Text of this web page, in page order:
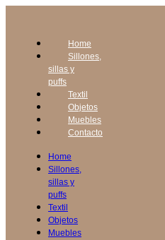
Home
Sillones,
sillas y
puffs
Textil
Objetos
Muebles
Contacto
Home
Sillones,
sillas y
puffs
Textil
Objetos
Muebles